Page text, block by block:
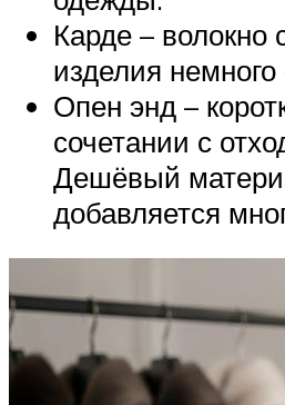
Карде – волокно
изделия
Опен энд –
сочетании с
Дешёвый
добавляется